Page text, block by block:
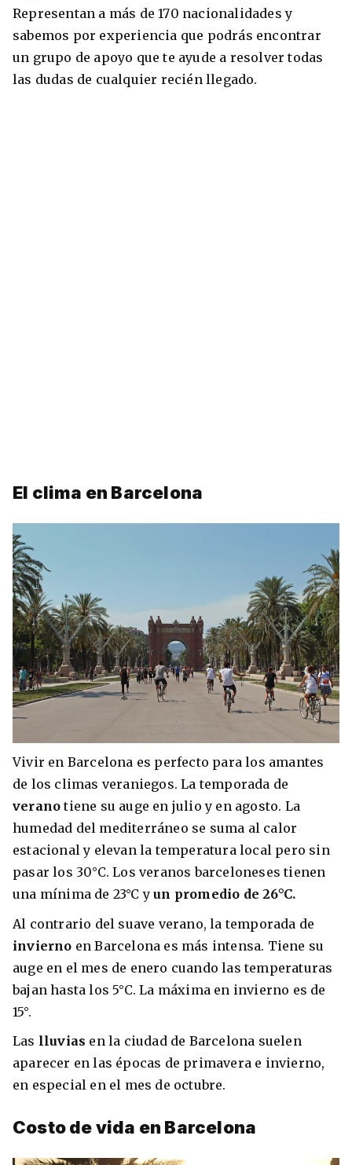
Representan a más de 170 nacionalidades y
sabemos por experiencia que podrás encontrar
un grupo de apoyo que te ayude a resolver todas
las dudas de cualquier recién llegado.
El clima en Barcelona
Vivir en Barcelona es perfecto para los amantes
de los climas veraniegos. La temporada de
veranotiene su auge en julio y en agosto. La
humedad del mediterráneo se suma al calor
estacional y elevan la temperatura local pero sin
pasar los 30°C. Los veranos barceloneses tienen
una mínima de 23°C yun promedio de 26°C.
Al contrario del suave verano, la temporada de
invierno en Barcelona es más intensa. Tiene su
auge en el mes de enero cuando las temperaturas
bajan hasta los 5°C. La máxima en invierno es de
15°.
Las lluvias en la ciudad de Barcelona suelen
aparecer en las épocas de primavera e invierno,
en especial en el mes de octubre.
Costo de vida en Barcelona